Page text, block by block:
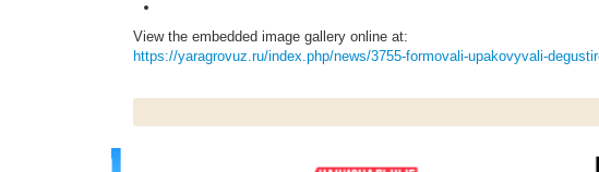
View the embedded image gallery online at:
https://yaragrovuz.ru/index.php/news/3755-formovali-upakovyvali-